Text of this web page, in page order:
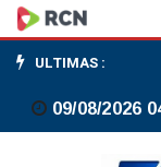
Saldo
deULTIMAS :
09/08/2026